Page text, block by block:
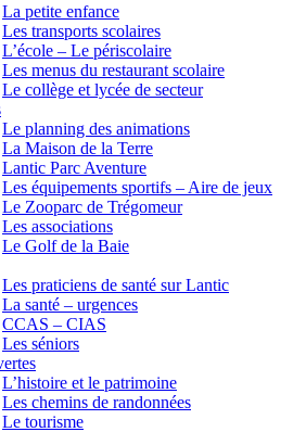
La petite enfance
Les transports scolaires
L’école – Le périscolaire
Les menus du restaurant scolaire
Le collège et lycée de secteur
Le planning des animations
La Maison de la Terre
Lantic Parc Aventure
Les équipements sportifs – Aire de jeux
Le Zooparc de Trégomeur
Les associations
Le Golf de la Baie
Les praticiens de santé sur Lantic
La santé – urgences
CCAS – CIAS
Les séniors
L’histoire et le patrimoine
Les chemins de randonnées
Le tourisme